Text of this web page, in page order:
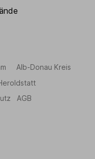
Alb-Donau Kreis
AGB